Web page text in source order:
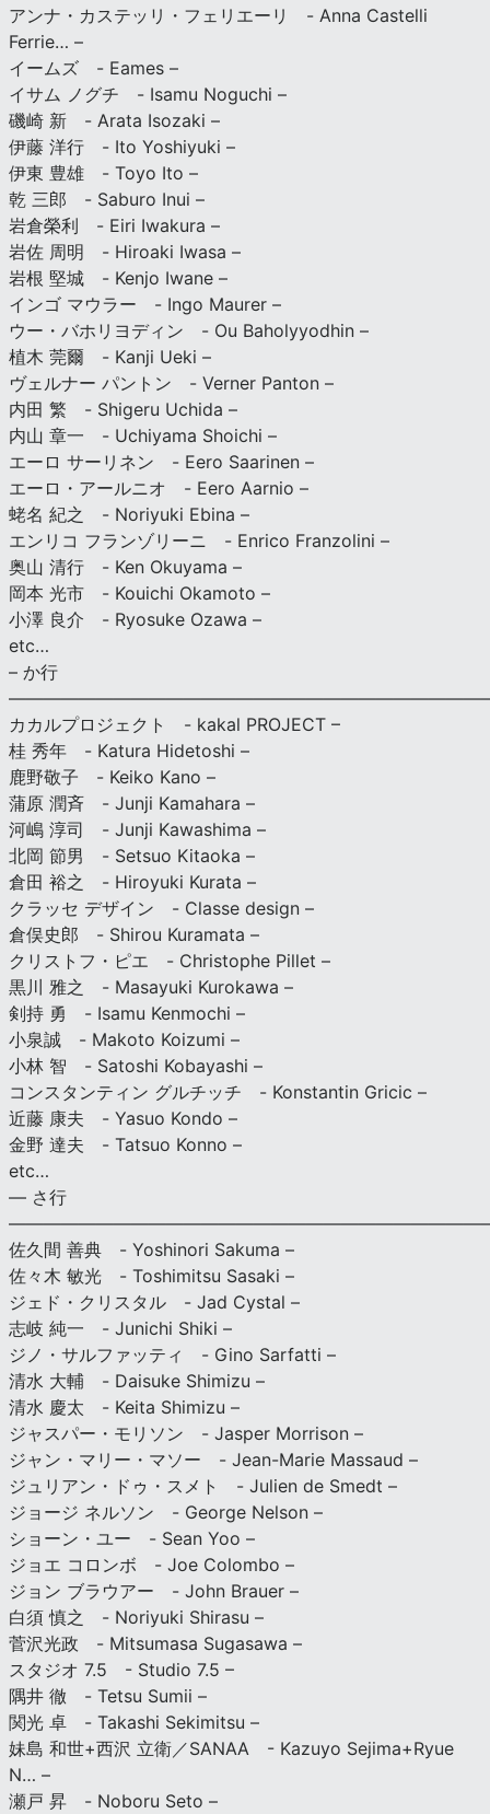
アンナ・カステッリ・フェリエーリ - Anna Castelli
Ferrie… –
イームズ - Eames –
イサム ノグチ - Isamu Noguchi –
磯崎 新 - Arata Isozaki –
伊藤 洋行 - Ito Yoshiyuki –
伊東 豊雄 - Toyo Ito –
乾 三郎 - Saburo Inui –
岩倉榮利 - Eiri Iwakura –
岩佐 周明 - Hiroaki Iwasa –
岩根 堅城 - Kenjo Iwane –
インゴ マウラー - Ingo Maurer –
ウー・バホリヨディン - Ou Baholyyodhin –
植木 莞爾 - Kanji Ueki –
ヴェルナー パントン - Verner Panton –
内田 繁 - Shigeru Uchida –
内山 章一 - Uchiyama Shoichi –
エーロ サーリネン - Eero Saarinen –
エーロ・アールニオ - Eero Aarnio –
蛯名 紀之 - Noriyuki Ebina –
エンリコ フランゾリーニ - Enrico Franzolini –
奥山 清行 - Ken Okuyama –
岡本 光市 - Kouichi Okamoto –
小澤 良介 - Ryosuke Ozawa –
etc…
– か行
カカルプロジェクト - kakal PROJECT –
桂 秀年 - Katura Hidetoshi –
鹿野敬子 - Keiko Kano –
蒲原 潤斉 - Junji Kamahara –
河嶋 淳司 - Junji Kawashima –
北岡 節男 - Setsuo Kitaoka –
倉田 裕之 - Hiroyuki Kurata –
クラッセ デザイン - Classe design –
倉俣史郎 - Shirou Kuramata –
クリストフ・ピエ - Christophe Pillet –
黒川 雅之 - Masayuki Kurokawa –
剣持 勇 - Isamu Kenmochi –
小泉誠 - Makoto Koizumi –
小林 智 - Satoshi Kobayashi –
コンスタンティン グルチッチ - Konstantin Gricic –
近藤 康夫 - Yasuo Kondo –
金野 達夫 - Tatsuo Konno –
etc…
— さ行
佐久間 善典 - Yoshinori Sakuma –
佐々木 敏光 - Toshimitsu Sasaki –
ジェド・クリスタル - Jad Cystal –
志岐 純一 - Junichi Shiki –
ジノ・サルファッティ - Gino Sarfatti –
清水 大輔 - Daisuke Shimizu –
清水 慶太 - Keita Shimizu –
ジャスパー・モリソン - Jasper Morrison –
ジャン・マリー・マソー - Jean-Marie Massaud –
ジュリアン・ドゥ・スメト - Julien de Smedt –
ジョージ ネルソン - George Nelson –
ショーン・ユー - Sean Yoo –
ジョエ コロンボ - Joe Colombo –
ジョン ブラウアー - John Brauer –
白須 慎之 - Noriyuki Shirasu –
菅沢光政 - Mitsumasa Sugasawa –
スタジオ 7.5 - Studio 7.5 –
隅井 徹 - Tetsu Sumii –
関光 卓 - Takashi Sekimitsu –
妹島 和世+西沢 立衛／SANAA - Kazuyo Sejima+Ryue
N… –
瀬戸 昇 - Noboru Seto –